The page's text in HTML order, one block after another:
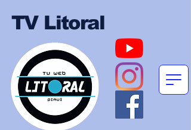
TV Litoral